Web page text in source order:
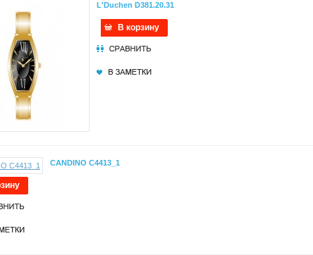
L'Duchen D381.20.31
В корзину
CANDINO C4413_1